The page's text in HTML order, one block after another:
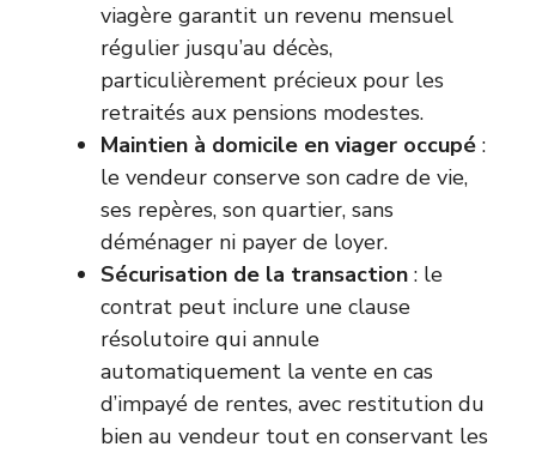
viagère garantit un revenu mensuel
régulier jusqu’au décès,
particulièrement précieux pour les
retraités aux pensions modestes.
Maintien à domicile en viager occupé :
le vendeur conserve son cadre de vie,
ses repères, son quartier, sans
déménager ni payer de loyer.
Sécurisation de la transaction : le
contrat peut inclure une clause
résolutoire qui annule
automatiquement la vente en cas
d’impayé de rentes, avec restitution du
bien au vendeur tout en conservant les